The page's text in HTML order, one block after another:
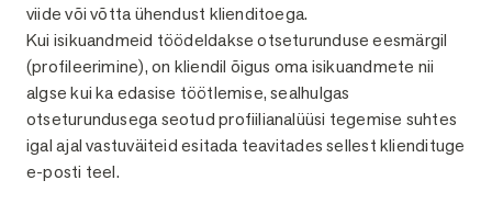
viide või võtta ühendust klienditoega.
Kui isikuandmeid töödeldakse otseturunduse eesmärgil
(profileerimine), on kliendil õigus oma isikuandmete nii
algse kui ka edasise töötlemise, sealhulgas
otseturundusega seotud profiilianalüüsi tegemise suhtes
igal ajal vastuväiteid esitada teavitades sellest kliendituge
e-posti teel.